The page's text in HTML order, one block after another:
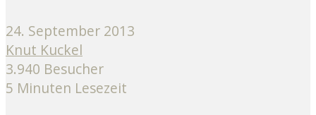
24. September 2013
Knut Kuckel
3.940 Besucher
5 Minuten Lesezeit